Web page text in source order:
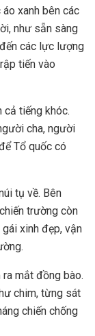
xanh bên các
như sẵn sàng
các lực lượng
tiến vào
tiếng khóc.
cha, người
Tổ quốc có
tụ về. Bên
trường còn
xinh đẹp, vận
mắt đồng bào.
chim, từng sát
chiến chống